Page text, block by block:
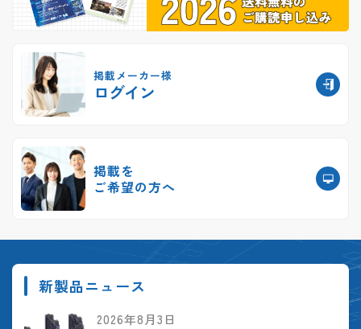
掲載メーカー様
ログイン
掲載を
ご希望の方へ
新製品ニュース
2026年8月3日